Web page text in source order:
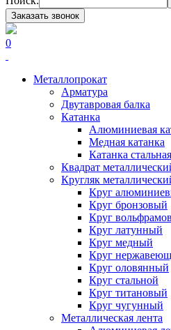
Заказать звонок
0
Металлопрокат
Арматура
Двутавровая балка
Катанка
Алюминиевая
Медная катанка
Катанка стальная
Квадрат
Кругляк
Круг
Круг бронзовый
Круг
Круг латунный
Круг медный
Круг
Круг оловянный
Круг стальной
Круг титановый
Круг чугунный
Металлическая лента